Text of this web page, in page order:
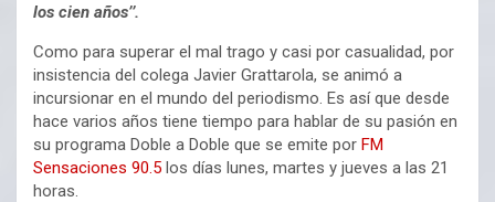
los cien años’’.
Como para superar el mal trago y casi por casualidad, por
insistencia del colega Javier Grattarola, se animó a
incursionar en el mundo del periodismo. Es así que desde
hace varios años tiene tiempo para hablar de su pasión en
su programa Doble a Doble que se emite por FM
Sensaciones 90.5 los días lunes, martes y jueves a las 21
horas.